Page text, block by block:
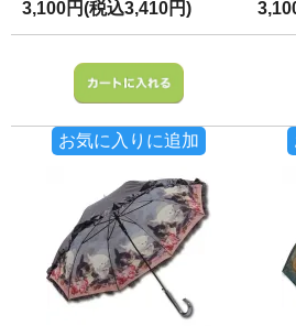
3,100円(税込3,410円)
お気に入りに追加